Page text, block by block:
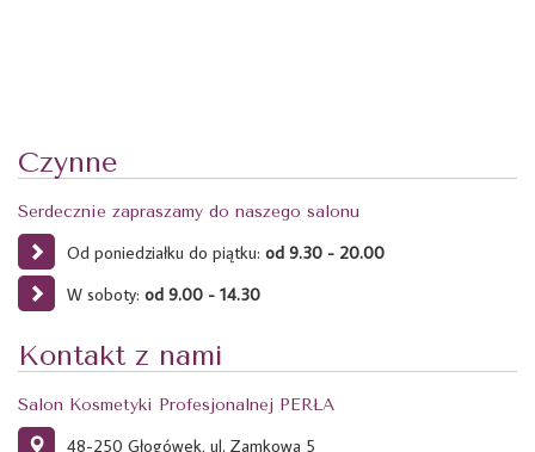
Czynne
Serdecznie zapraszamy do naszego salonu
Od poniedziałku do piątku: od 9.30 - 20.00
W soboty: od 9.00 - 14.30
Kontakt z nami
Salon Kosmetyki Profesjonalnej PERŁA
48-250 Głogówek, ul. Zamkowa 5